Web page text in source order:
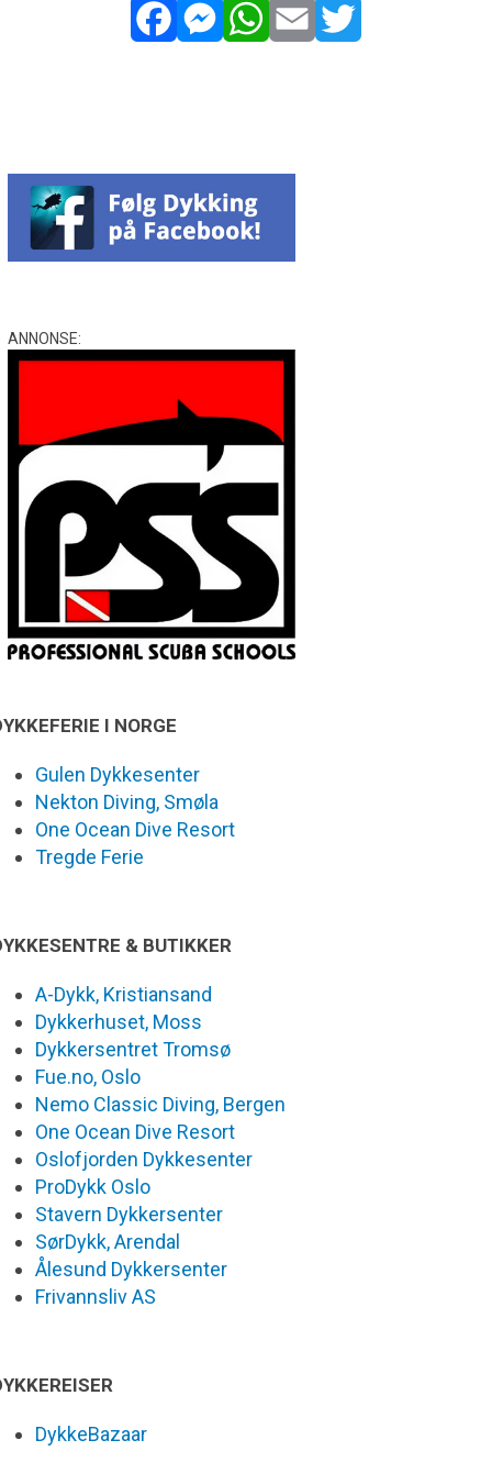
ANNONSE:
I NORGE
Gulen Dykkesenter
Nekton Diving, Smøla
One Ocean Dive Resort
Tregde Ferie
& BUTIKKER
A-Dykk, Kristiansand
Dykkerhuset, Moss
Dykkersentret Tromsø
Fue.no, Oslo
Nemo Classic Diving, Bergen
One Ocean Dive Resort
Oslofjorden Dykkesenter
ProDykk Oslo
Stavern Dykkersenter
SørDykk, Arendal
Ålesund Dykkersenter
Frivannsliv AS
DykkeBazaar